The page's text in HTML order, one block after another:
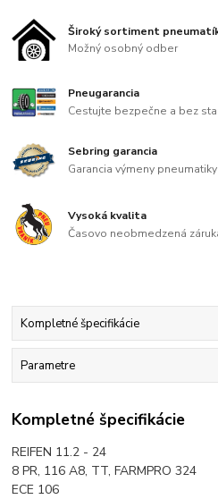
Široký sortiment
Možný osobný odber
Pneugarancia
Cestujte bezpečne a bez
Sebring garancia
Garancia výmeny
Vysoká kvalita
Časovo neobmedzená
Kompletné špecifikácie
Parametre
Kompletné špecifikácie
REIFEN 11.2 - 24
8 PR, 116 A8, TT, FARMPRO 324
ECE 106